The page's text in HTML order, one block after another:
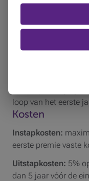
met een maximum
van overlijden
bijkomende dekking
afgetrokken van de
Gelieve de
raadplegen voor
loop van het eerste
Kosten
Instapkosten:
eerste premie vaste
Uitstapkosten: 5%
dan 5 jaar vóór de